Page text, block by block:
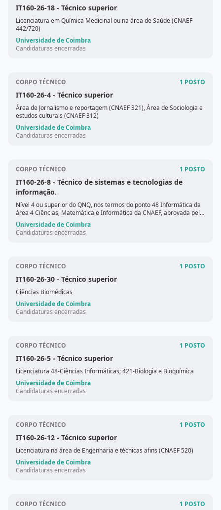
IT160-26-18 - Técnico superior
Licenciatura em Química Medicinal ou na área de Saúde (CNAEF
442/720)
Universidade de Coimbra
Candidaturas encerradas
CORPO TÉCNICO 1 POSTO
IT160-26-4 - Técnico superior
Área de Jornalismo e reportagem (CNAEF 321), Área de Sociologia e
estudos culturais (CNAEF 312)
Universidade de Coimbra
Candidaturas encerradas
CORPO TÉCNICO 1 POSTO
IT160-26-8 - Técnico de sistemas e tecnologias de
informação.
Nível 4 ou superior do QNQ, nos termos do ponto 48 Informática da
área 4 Ciências, Matemática e Informática da CNAEF, aprovada pela
Portaria n.º 256/2005, de 16 de março.
Universidade de Coimbra
Candidaturas encerradas
CORPO TÉCNICO 1 POSTO
IT160-26-30 - Técnico superior
Ciências Biomédicas
Universidade de Coimbra
Candidaturas encerradas
CORPO TÉCNICO 1 POSTO
IT160-26-5 - Técnico superior
Licenciatura 48-Ciências Informáticas; 421-Biologia e Bioquímica
Universidade de Coimbra
Candidaturas encerradas
CORPO TÉCNICO 1 POSTO
IT160-26-12 - Técnico superior
Licenciatura na área de Engenharia e técnicas afins (CNAEF 520)
Universidade de Coimbra
Candidaturas encerradas
CORPO TÉCNICO 1 POSTO